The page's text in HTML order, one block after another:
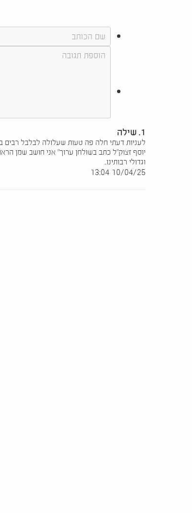
את תבניות והרשת של התנור לא ניתן
תבניות חדשות ואפשר להשתמש גם
1. שילה
לעניות דעתי חלה פה טעות שעלולה לבלבל רבים
יוסף זצוק"ל כתב בשולחן ערוך" אני חושב שמן
וגדולי רבותינו..
10/04/25 13:04